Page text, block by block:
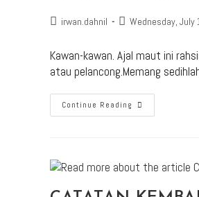
irwan.dahnil Wednesday, July
Kawan-kawan. Ajal maut ini
atau pelancong.Memang
Continue Reading